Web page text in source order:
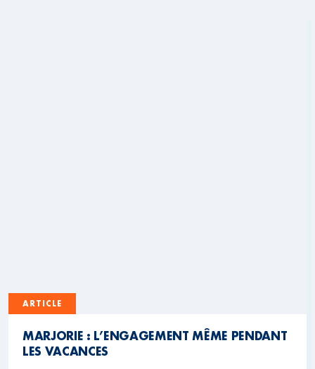
ARTICLE
MARJORIE : L’ENGAGEMENT MÊME PENDANT
LES VACANCES